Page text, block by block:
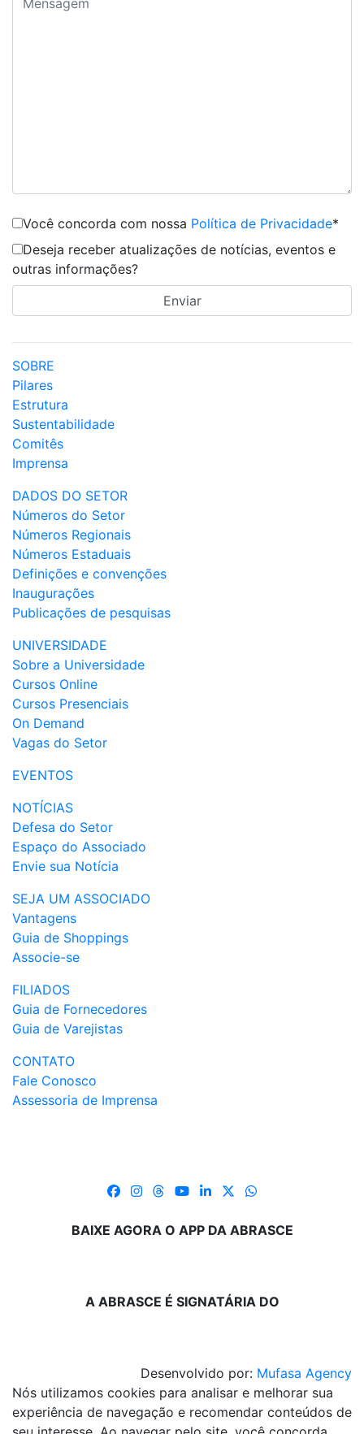
Você concorda com nossa Política de Privacidade*
Deseja receber atualizações de notícias, eventos e
outras informações?
SOBRE
Pilares
Estrutura
Sustentabilidade
Comitês
Imprensa
DADOS DO SETOR
Números do Setor
Números Regionais
Números Estaduais
Definições e convenções
Inaugurações
Publicações de pesquisas
UNIVERSIDADE
Sobre a Universidade
Cursos Online
Cursos Presenciais
On Demand
Vagas do Setor
EVENTOS
NOTÍCIAS
Defesa do Setor
Espaço do Associado
Envie sua Notícia
SEJA UM ASSOCIADO
Vantagens
Guia de Shoppings
Associe-se
FILIADOS
Guia de Fornecedores
Guia de Varejistas
CONTATO
Fale Conosco
Assessoria de Imprensa
BAIXE AGORA O APP DA ABRASCE
A ABRASCE É SIGNATÁRIA DO
Desenvolvido por: Mufasa Agency
Nós utilizamos cookies para analisar e melhorar sua
experiência de navegação e recomendar conteúdos de